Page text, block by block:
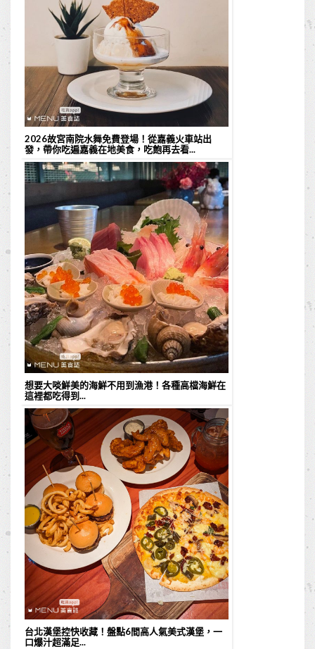
2026故宮南院水舞免費登場！從嘉義火車站出
發，帶你吃遍嘉義在地美食，吃飽再去看...
想要大啖鮮美的海鮮不用到漁港！各種高檔海鮮在
這裡都吃得到...
台北漢堡控快收藏！盤點6間高人氣美式漢堡，一
口爆汁超滿足...